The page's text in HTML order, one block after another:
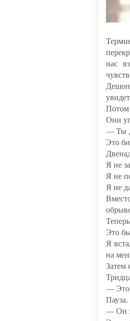
нас
Потом
Они
— Ты
Это
Я не
Я не
Я не
Это
Я
на
Затем
— Это
— Он